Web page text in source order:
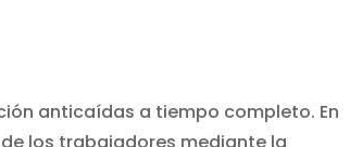
anticaídas a tiempo completo. En
los trabajadores mediante la